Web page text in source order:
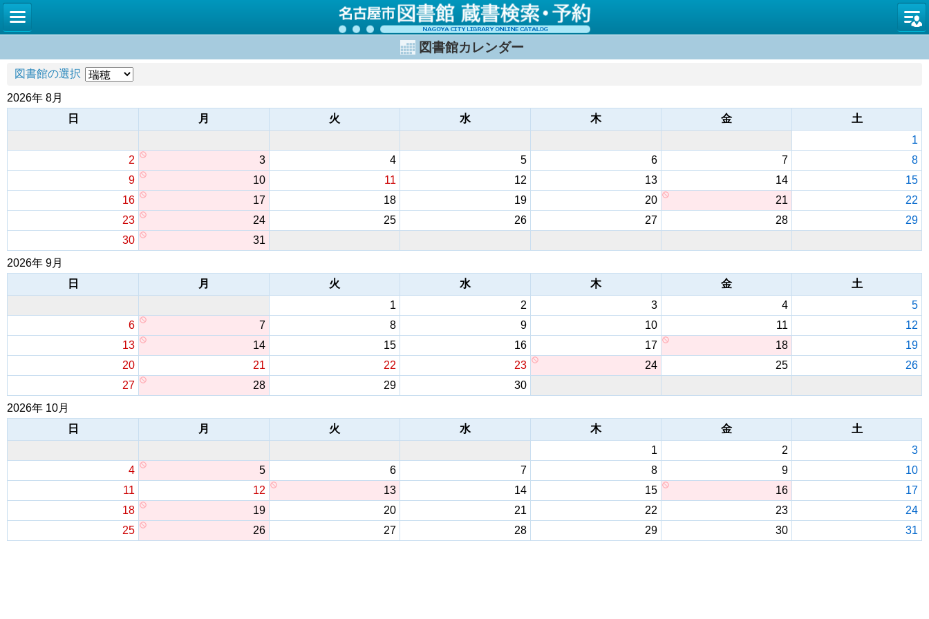
名古屋
図書館カレンダー
図書館の選択
2026年 8月
日
月 火 水 木 金
土
1
2
3 4 5 6 7
8
9
10 11 12 13 14
15
16
17 18 19 20 21
22
23
24 25 26 27 28
29
30
31
2026年 9月
日
月 火 水 木 金
土
1
2 3 4
5
6
7 8 9 10 11
12
13
14 15 16 17 18
19
20
21 22 23 24 25
26
27
28 29
30
2026年 10月
日
月 火 水 木 金
土
1
2
3
4
5 6 7 8 9
10
11
12 13 14 15 16
17
18
19 20 21 22 23
24
25
26 27 28 29 30 31